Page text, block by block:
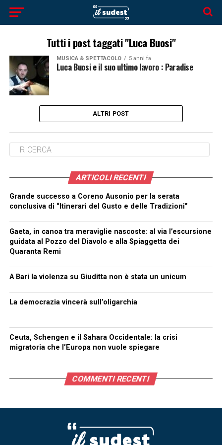
Tutti i post taggati "Luca Buosi"
MUSICA & SPETTACOLO 5 anni fa
Luca Buosi e il suo ultimo lavoro : Paradise
ALTRI POST
ARTICOLI RECENTI
Grande successo a Coreno Ausonio per la serata
conclusiva di “Itinerari del Gusto e delle Tradizioni”
Gaeta, in canoa tra meraviglie nascoste: al via l’escursione
guidata al Pozzo del Diavolo e alla Spiaggetta dei
Quaranta Remi
A Bari la violenza su Giuditta non è stata un unicum
La democrazia vincerà sull’oligarchia
Ceuta, Schengen e il Sahara Occidentale: la crisi
migratoria che l’Europa non vuole spiegare
COMMENTI RECENTI